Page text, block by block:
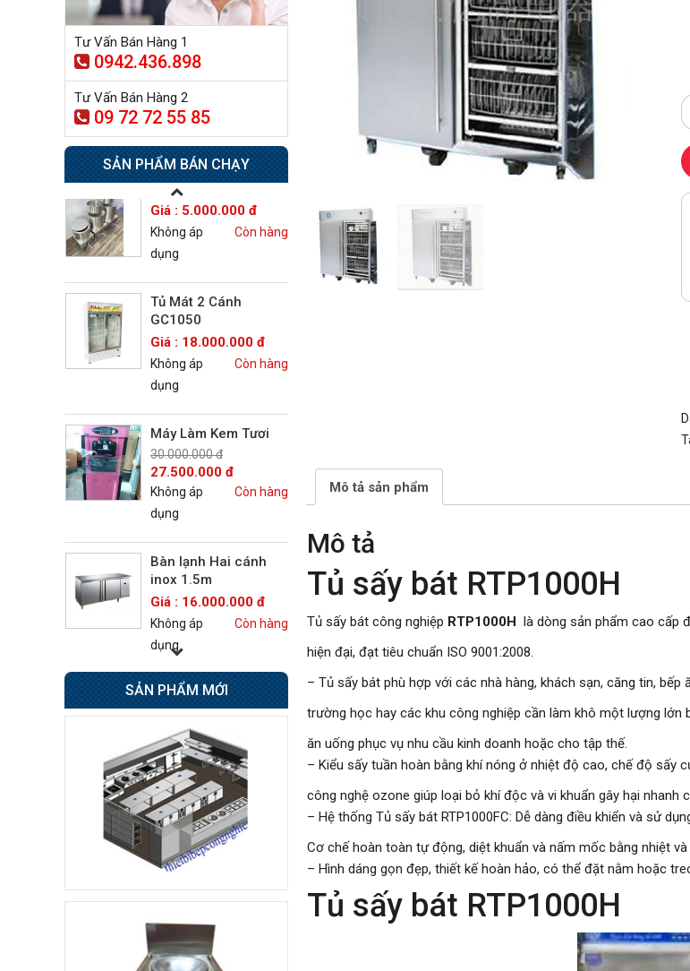
Mô tả sản phẩm
Mô tả
Tủ sấy bát RTP1000H
Tủ sấy bát công nghiệp RTP1000Hlà dòng sản phẩm cao cấp
hiện đại, đạt tiêu chuẩn ISO 9001:2008.
– Tủ sấy bát phù hợp với các nhà hàng, khách sạn, căng tin, bếp
trường học hay các khu công nghiệp cần làm khô một lượng lớn
ăn uống phục vụ nhu cầu kinh doanh hoặc cho tập thế.
– Kiểu sấy tuần hoàn bằng khí nóng ở nhiệt độ cao, chế độ sấy
công nghệ ozone giúp loại bỏ khí độc và vi khuẩn gây hại nhanh
– Hệ thống Tủ sấy bát RTP1000FC: Dễ dàng điều khiển và sử
Cơ chế hoàn toàn tự động, diệt khuẩn và nấm mốc bằng nhiệt
– Hình dáng gọn đẹp, thiết kế hoàn hảo, có thể đặt nằm hoặc
Tủ sấy bát RTP1000H
Tư Vấn Bán Hàng 1
0942.436.898
Tư Vấn Bán Hàng 2
09 72 72 55 85
SẢN PHẨM BÁN CHẠY
Tủ sấy công nghiệp
21.300.000 đ
20.500.000 đ
Không áp
dụng
Còn hàng
Nồi phở 30- 50- 70 Lít
Giá : 5.000.000 đ
Không áp
dụng
Tủ Mát 2 Cánh
GC1050
Giá : 18.000.000 đ
Không áp
dụng
Máy Làm Kem Tươi
30.000.000 đ
27.500.000 đ
Không áp
dụng
Bàn lạnh Hai cánh
inox 1.5m
Giá : 16.000.000 đ
Không áp
dụng
Bếp Âu 6 họng có lò
nướng Berjaya
Giá : 42.500.000 đ
Không áp
dụng
Còn hàng
Tủ sấy cốc
8.500.000 đ
7.800.000 đ
Không áp
dụng
Giá : 31.500.000 đ
Không áp
SẢN PHẨM MỚI